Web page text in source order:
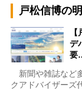
戸松信博の
デ
要
新聞や雑誌など
クアドバイザーズ